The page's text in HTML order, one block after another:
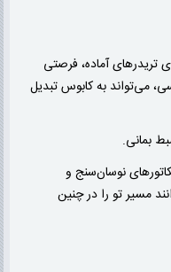
تریدرهای آماده، فرصتی
می‌تواند به کابوس تبدیل
بمانی.
نوسان‌سنج و
مسیر تو را در چنین